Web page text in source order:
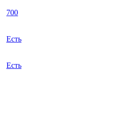
700
Есть
Есть